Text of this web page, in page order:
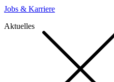
Jobs & Karriere
Aktuelles